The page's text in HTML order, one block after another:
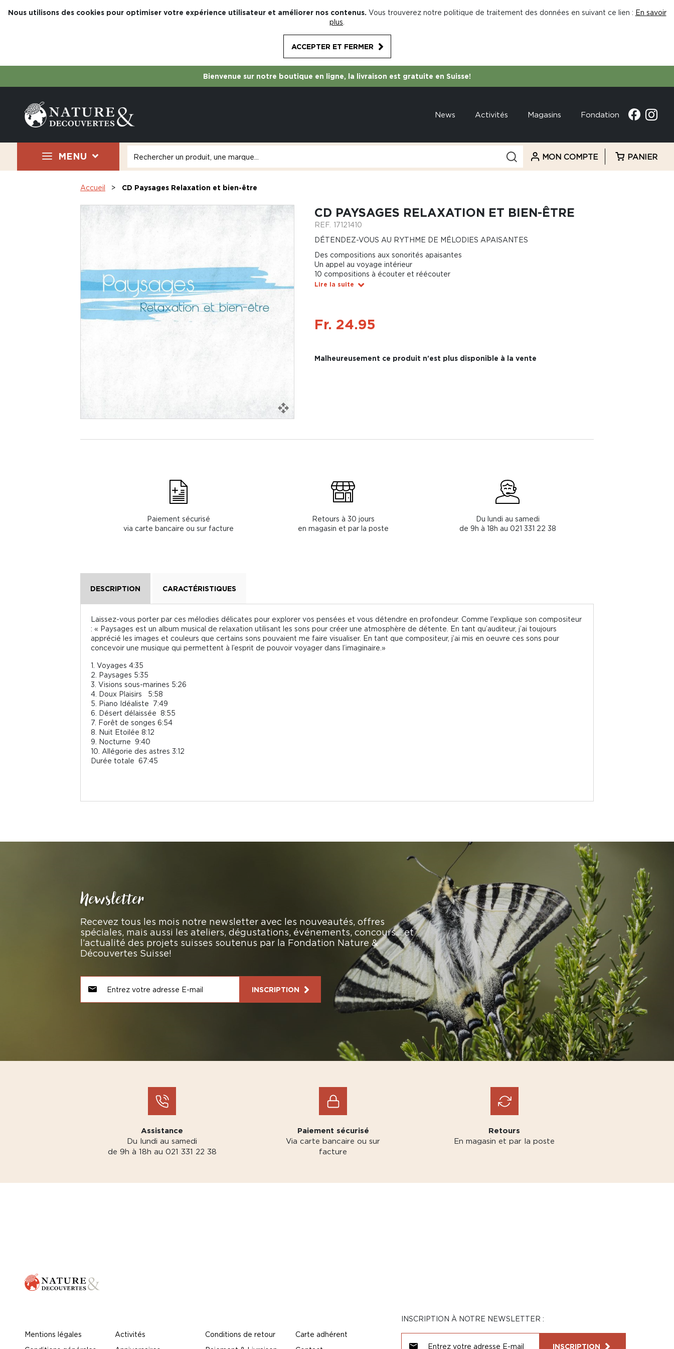
Nous utilisons des cookies pour optimiser votre expérience utilisateur et améliorer nos contenus. Vous trouverez notre politique de traitement des données en suivant ce lien : En savoir
plus
ACCEPTER ET FERMER
Bienvenue sur notre boutique en ligne, la livraison est gratuite en Suisse!
News Activités Magasins Fondation
MENU MON COMPTE PANIER
Accueil CD Paysages Relaxation et bien-être
CD PAYSAGES RELAXATION ET BIEN-ÊTRE
REF. 17121410
DÉTENDEZ-VOUS AU RYTHME DE MÉLODIES APAISANTES
Des compositions aux sonorités apaisantes
Un appel au voyage intérieur
10 compositions à écouter et réécouter
Lire la suite
Fr. 24.95
Malheureusement ce produit n'est plus disponible à la vente
Paiement sécurisé
via carte bancaire ou sur facture
Retours à 30 jours
en magasin et par la poste
Du lundi au samedi
de 9h à 18h au 021 331 22 38
DESCRIPTION CARACTÉRISTIQUES
Laissez-vous porter par ces mélodies délicates pour explorer vos pensées et vous détendre en profondeur. Comme l'explique son compositeur
: « Paysages est un album musical de relaxation utilisant les sons pour créer une atmosphère de détente. En tant qu’auditeur, j’ai toujours
apprécié les images et couleurs que certains sons pouvaient me faire visualiser. En tant que compositeur, j’ai mis en oeuvre ces sons pour
concevoir une musique qui permettent à l’esprit de pouvoir voyager dans l’imaginaire.»
1. Voyages 4:35
2. Paysages 5:35
3. Visions sous-marines 5:26
4. Doux Plaisirs 5:58
5. Piano Idéaliste 7:49
6. Désert délaissée 8:55
7. Forêt de songes 6:54
8. Nuit Etoilée 8:12
9. Nocturne 9:40
10. Allégorie des astres 3:12
Durée totale 67:45
Newsletter
Recevez tous les mois notre newsletter avec les nouveautés, offres
spéciales, mais aussi les ateliers, dégustations, événements, concours… et
l’actualité des projets suisses soutenus par la Fondation Nature &
Découvertes Suisse!
INSCRIPTION
Assistance
Du lundi au samedi
de 9h à 18h au 021 331 22 38
Paiement sécurisé
Via carte bancaire ou sur
facture
Retours
En magasin et par la poste
Mentions légales Activités Conditions de retour Carte adhérent
INSCRIPTION À NOTRE NEWSLETTER :
INSCRIPTION